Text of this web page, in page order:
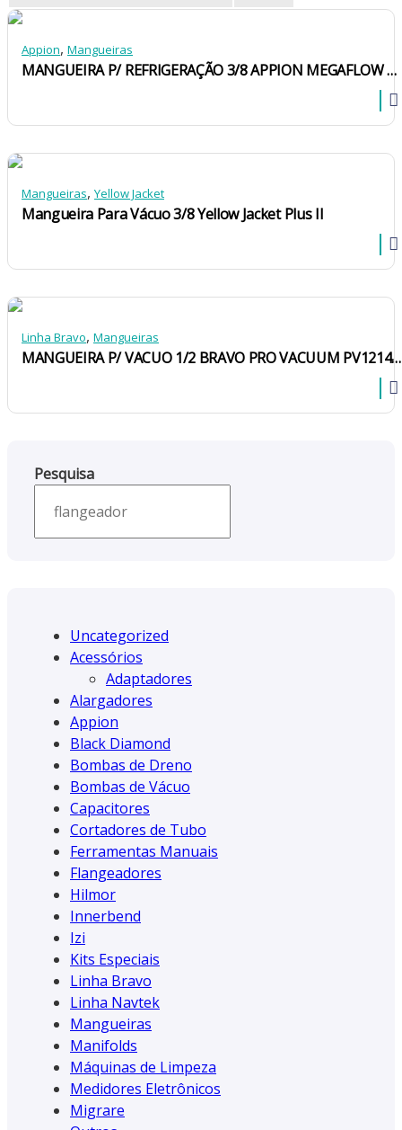
Appion, Mangueiras
MANGUEIRA P/ REFRIGERAÇÃO 3/8 APPION MEGAFLOW MH380006AAY 1/4X1/4 1,8M 800/4000 PSI
Mangueiras, Yellow Jacket
Mangueira Para Vácuo 3/8 Yellow Jacket Plus II
Linha Bravo, Mangueiras
MANGUEIRA P/ VACUO 1/2 BRAVO PRO VACUUM PV121438-150 1/4X3/8 1,5M 620/3200 PSI
Pesquisa
Uncategorized
Acessórios
Adaptadores
Alargadores
Appion
Black Diamond
Bombas de Dreno
Bombas de Vácuo
Capacitores
Cortadores de Tubo
Ferramentas Manuais
Flangeadores
Hilmor
Innerbend
Izi
Kits Especiais
Linha Bravo
Linha Navtek
Mangueiras
Manifolds
Máquinas de Limpeza
Medidores Eletrônicos
Migrare